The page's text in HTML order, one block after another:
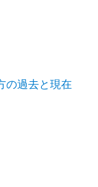
の過去と現在